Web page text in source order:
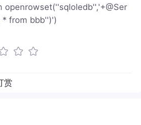
openrowset(''sqloledb'','+@Ser
* from bbb'')')
赏